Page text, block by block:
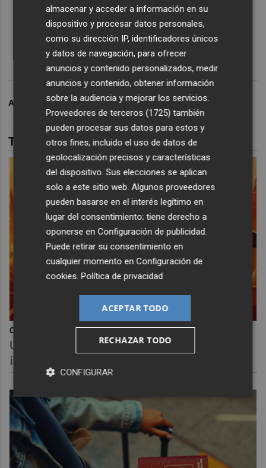
ARCHIVADO EN ABANILLA
TAMBIÉN TE PUEDE INTERESAR
Corepunk MMORPG
Un verdadero MMORPG de la vieja escuela
¡Cómo los de antes, pero mejor!
almacenar y acceder a información en su
dispositivo y procesar datos personales,
como su dirección IP, identificadores únicos
y datos de navegación, para ofrecer
anuncios y contenido personalizados, medir
anuncios y contenido, obtener información
sobre la audiencia y mejorar los servicios.
Proveedores de terceros (1725) también
pueden procesar sus datos para estos y
otros fines, incluido el uso de datos de
geolocalización precisos y características
del dispositivo. Sus elecciones se aplican
solo a este sitio web. Algunos proveedores
pueden basarse en el interés legítimo en
lugar del consentimiento; tiene derecho a
oponerse enConfiguración de publicidad
Puede retirar su consentimiento en
cualquier momento enConfiguración de
cookies .Política de privacidad
ACEPTAR TODO
RECHAZAR TODO
CONFIGURAR